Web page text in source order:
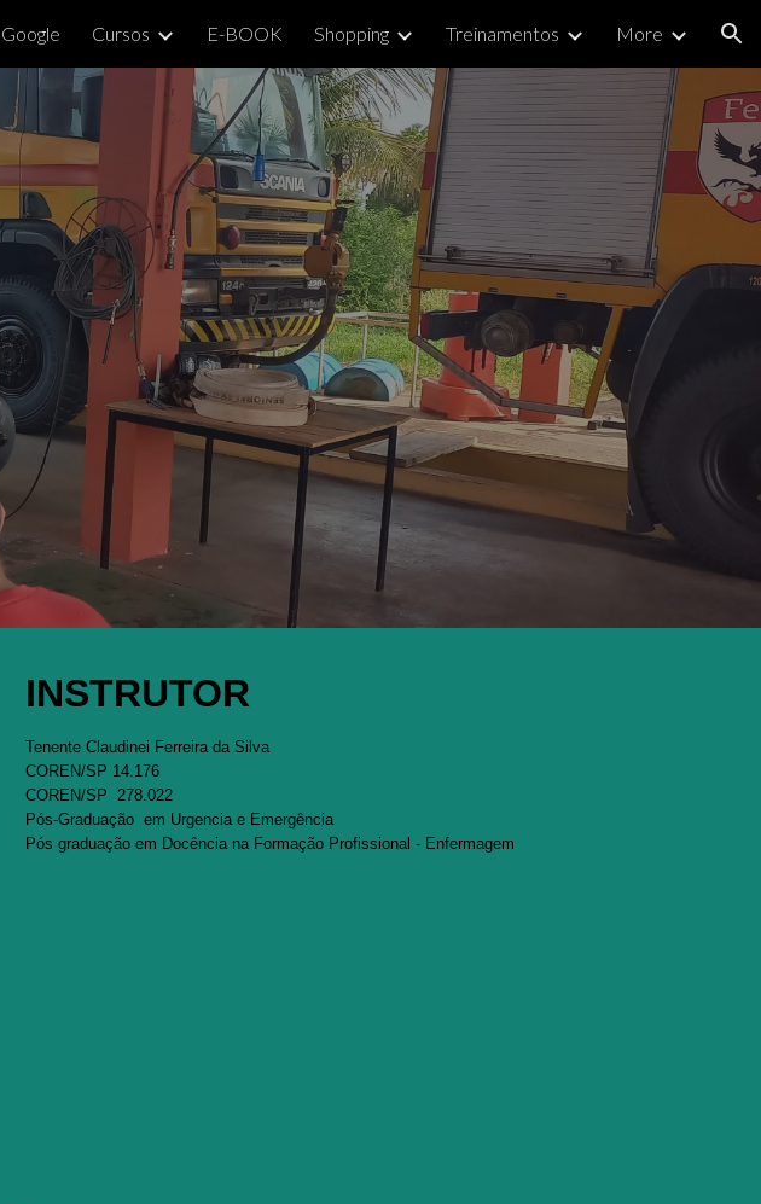
Skip to navigation
Cursos E-BOOK Shopping Treinamentos More
INSTRUTOR
Tenente Claudinei Ferreira da Silva
COREN/SP 14.176
COREN/SP 278.022
Pós-Graduaçãoem Urgencia e Emergência
Pós graduação em Docência na Formação Profissional - Enfermagem